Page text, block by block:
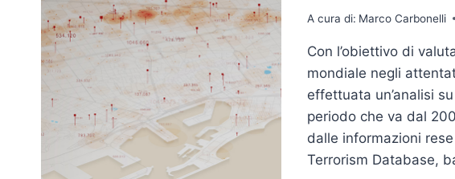
A cura di: Marco Carbonelli
Con l’obiettivo di
mondiale negli
effettuata un’analisi
periodo che va dal
dalle informazioni
Terrorism Database,